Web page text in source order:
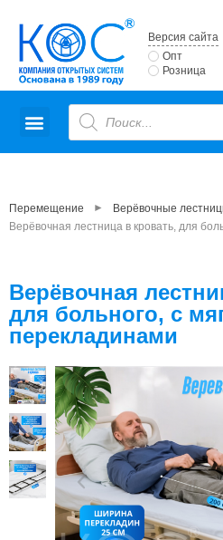
Версия сайта
Опт
Розница
Перемещение ► Верёвочные
Верёвочная лестница в кровать, для
Верёвочная
для больного, с
перекладинами